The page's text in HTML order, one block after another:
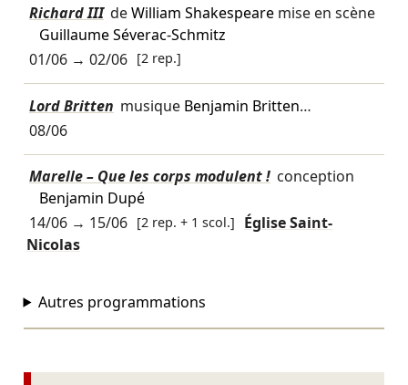
Richard III deWilliam Shakespearemise en scène
Guillaume Séverac-Schmitz
01/06→ 02/06 [2 rep.]
Lord Britten musique Benjamin Britten…
08/06
Marelle – Que les corps modulent ! conception
Benjamin Dupé
14/06→ 15/06 [2 rep. + 1 scol.]
Église Saint-
Nicolas
Autres programmations